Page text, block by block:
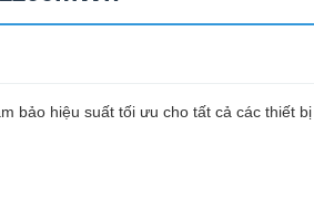
bảo hiệu suất tối ưu cho tất cả các thiết